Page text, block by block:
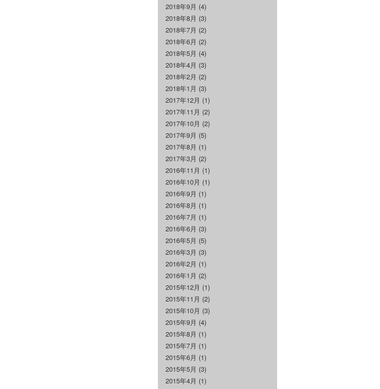
2018年9月 (4)
2018年8月 (3)
2018年7月 (2)
2018年6月 (2)
2018年5月 (4)
2018年4月 (3)
2018年2月 (2)
2018年1月 (3)
2017年12月 (1)
2017年11月 (2)
2017年10月 (2)
2017年9月 (5)
2017年8月 (1)
2017年3月 (2)
2016年11月 (1)
2016年10月 (1)
2016年9月 (1)
2016年8月 (1)
2016年7月 (1)
2016年6月 (3)
2016年5月 (5)
2016年3月 (3)
2016年2月 (1)
2016年1月 (2)
2015年12月 (1)
2015年11月 (2)
2015年10月 (3)
2015年9月 (4)
2015年8月 (1)
2015年7月 (1)
2015年6月 (1)
2015年5月 (3)
2015年4月 (1)